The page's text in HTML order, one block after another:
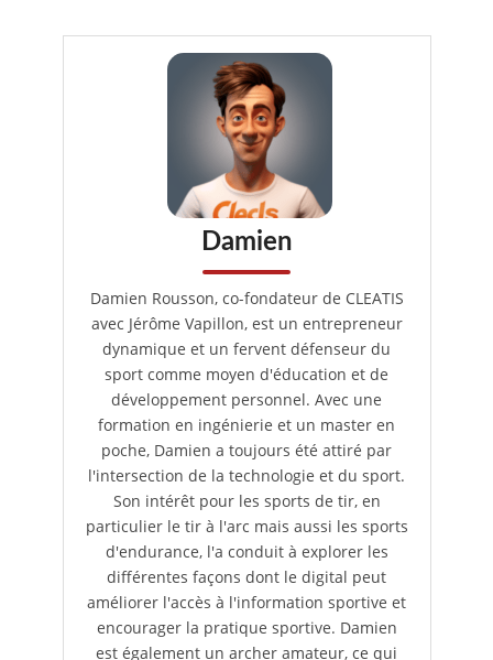
Damien
Damien Rousson, co-fondateur de CLEATIS
avec Jérôme Vapillon, est un entrepreneur
dynamique et un fervent défenseur du
sport comme moyen d'éducation et de
développement personnel. Avec une
formation en ingénierie et un master en
poche, Damien a toujours été attiré par
l'intersection de la technologie et du sport.
Son intérêt pour les sports de tir, en
particulier le tir à l'arc mais aussi les sports
d'endurance, l'a conduit à explorer les
différentes façons dont le digital peut
améliorer l'accès à l'information sportive et
encourager la pratique sportive. Damien
est également un archer amateur, ce qui